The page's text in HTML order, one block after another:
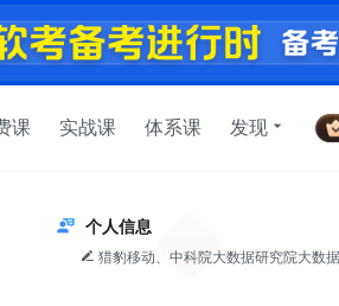
课 实战课 体系课 发现
个人信息